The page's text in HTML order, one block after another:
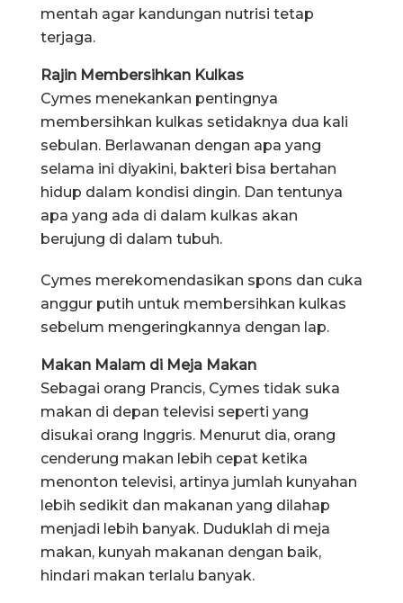
mentah agar kandungan nutrisi tetap
terjaga.
Rajin Membersihkan Kulkas
Cymes menekankan pentingnya
membersihkan kulkas setidaknya dua kali
sebulan. Berlawanan dengan apa yang
selama ini diyakini, bakteri bisa bertahan
hidup dalam kondisi dingin. Dan tentunya
apa yang ada di dalam kulkas akan
berujung di dalam tubuh.
Cymes merekomendasikan spons dan cuka
anggur putih untuk membersihkan kulkas
sebelum mengeringkannya dengan lap.
Makan Malam di Meja Makan
Sebagai orang Prancis, Cymes tidak suka
makan di depan televisi seperti yang
disukai orang Inggris. Menurut dia, orang
cenderung makan lebih cepat ketika
menonton televisi, artinya jumlah kunyahan
lebih sedikit dan makanan yang dilahap
menjadi lebih banyak. Duduklah di meja
makan, kunyah makanan dengan baik,
hindari makan terlalu banyak.